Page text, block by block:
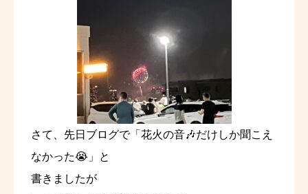
さて、先日ブログで「花火の音🎶だけしか聞こえ
なかった😭」と
書きましたが